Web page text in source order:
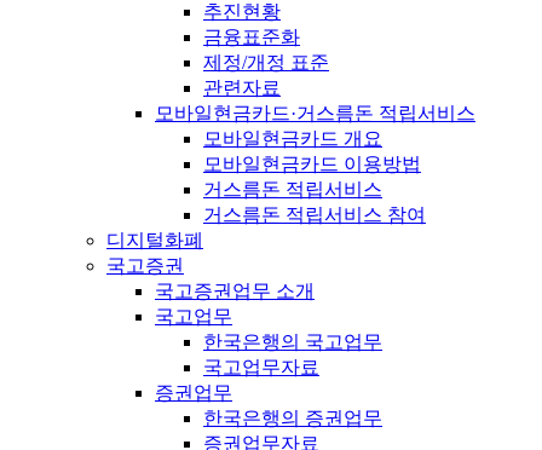
추진현황
금융표준화
제정/개정 표준
관련자료
모바일현금카드·거스름돈 적립서비스
모바일현금카드 개요
모바일현금카드 이용방법
거스름돈 적립서비스
거스름돈 적립서비스 참여
디지털화폐
국고증권
국고증권업무 소개
국고업무
한국은행의 국고업무
국고업무자료
증권업무
한국은행의 증권업무
증권업무자료